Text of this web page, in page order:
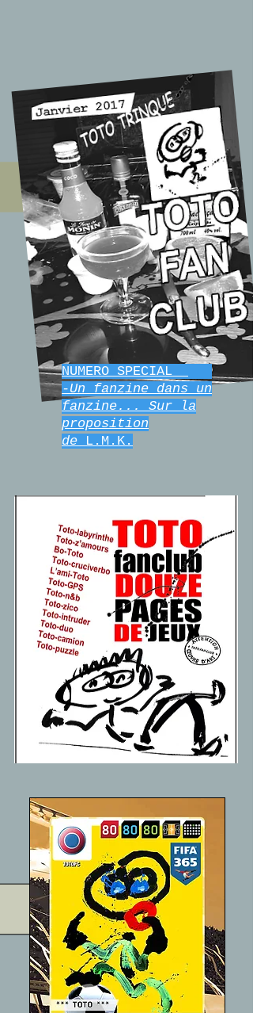
NUMERO SPECIAL
-Un fanzine dans un
fanzine... Sur la
proposition
de L.M.K.